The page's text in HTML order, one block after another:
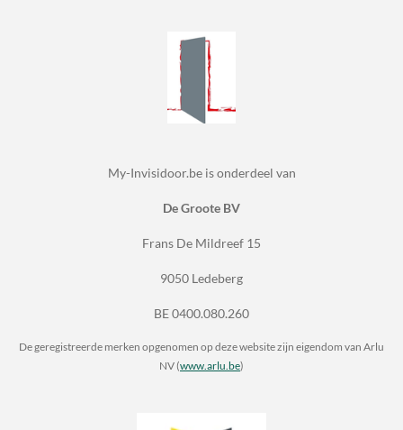
My-Invisidoor.be is onderdeel van
De Groote BV
Frans De Mildreef 15
9050 Ledeberg
BE 0400.080.260
De geregistreerde merken opgenomen op deze website zijn eigendom van Arlu
NV (www.arlu.be)